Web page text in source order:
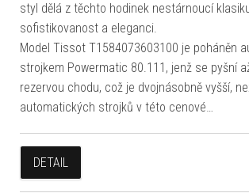
styl dělá z těchto hodinek nestárnoucí
sofistikovanost a eleganci.
Model Tissot T1584073603100 je poháněn
strojkem Powermatic 80.111, jenž se pyšní
rezervou chodu, což je dvojnásobně vyšší,
automatických strojků v této cenové…
DETAIL